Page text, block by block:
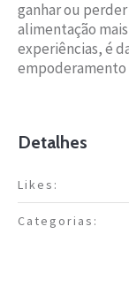
ganhar ou
alimentação
experiências, é
empoderamento
Detalhes
Likes:
Categorias: